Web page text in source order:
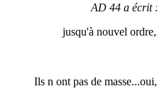
AD 44 a écrit :
jusqu'à nouvel
Ils n ont pas de